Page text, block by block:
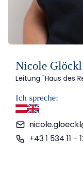
Nicole Glöckl
Leitung "Haus des
Ich spreche:
+43 1 534 11 -